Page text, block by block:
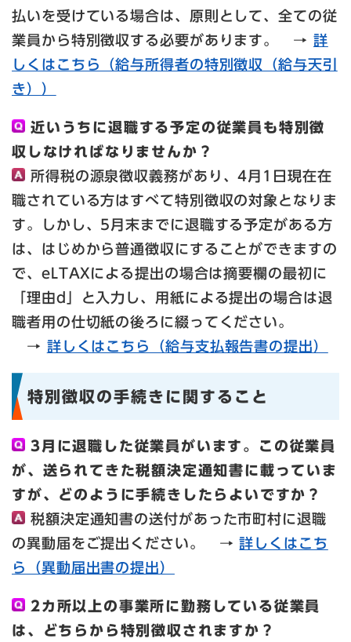
払いを受けている場合は、原則として、全ての従
業員から特別徴収する必要があります。 → 詳
しくはこちら（給与所得者の特別徴収（給与天引
き））
近いうちに退職する予定の従業員も特別徴
収しなければなりませんか？
所得税の源泉徴収義務があり、4月1日現在在
職されている方はすべて特別徴収の対象となりま
す。しかし、5月末までに退職する予定がある方
は、はじめから普通徴収にすることができますの
で、eLTAXによる提出の場合は摘要欄の最初に
「理由d」と入力し、用紙による提出の場合は退
職者用の仕切紙の後ろに綴ってください。
→ 詳しくはこちら（給与支払報告書の提出）
特別徴収の手続きに関すること
3月に退職した従業員がいます。この従業員
が、送られてきた税額決定通知書に載っていま
すが、どのように手続きしたらよいですか？
税額決定通知書の送付があった市町村に退職
の異動届をご提出ください。 →詳しくはこち
ら（異動届出書の提出）
2カ所以上の事業所に勤務している従業員
は、どちらから特別徴収されますか？